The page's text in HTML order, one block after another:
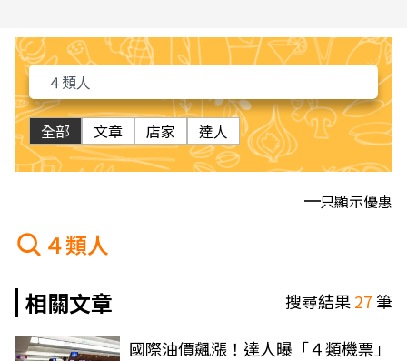
全部 文章 店家 達人
只顯示優惠
４類人
相關文章
搜尋結果27筆
國際油價飆漲！達人曝「４類機票」